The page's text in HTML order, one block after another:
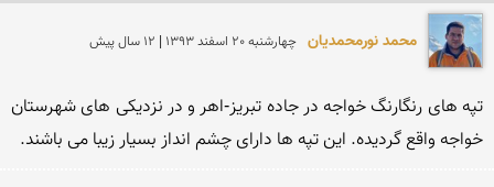
محمد نورمحمديان چهارشنبه 20 اسفند 1393 | 12 سال پیش
خواجه واقع گردیده. این تپه ها دارای چشم انداز بسیار زیبا می باشند.